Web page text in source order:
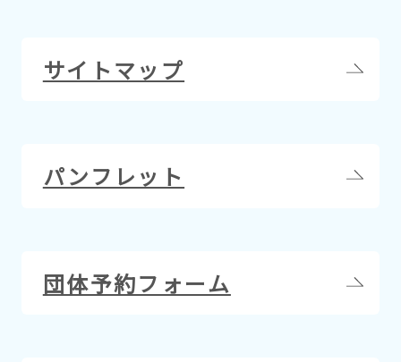
サイトマップ
パンフレット
団体予約フォーム